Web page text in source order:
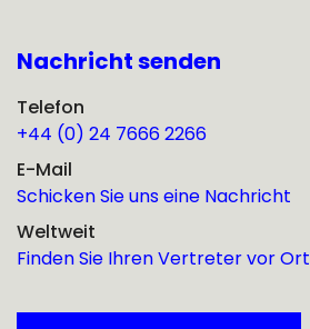
Nachricht senden
Telefon
+44 (0) 24 7666 2266
E-Mail
Schicken Sie uns eine Nachricht
Weltweit
Finden Sie Ihren Vertreter vor Ort